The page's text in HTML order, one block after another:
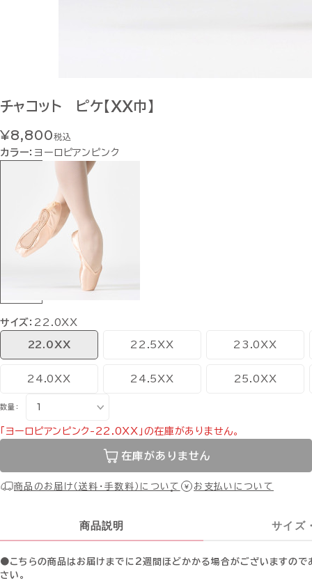
チャコット ピケ【XX巾】
¥8,800税込
カラー： ヨーロピアンピンク
サイズ： 22.0XX
22.0XX 22.5XX 23.0XX
24.0XX 24.5XX 25.0XX
数量：
「ヨーロピアンピンク-22.0XX」の在庫がありません。
在庫がありません
商品のお届け（送料・手数料）について お支払いについて
商品説明 サイズ
●こちらの商品はお届けまでに2週間ほどかかる場合がございますので
さい。